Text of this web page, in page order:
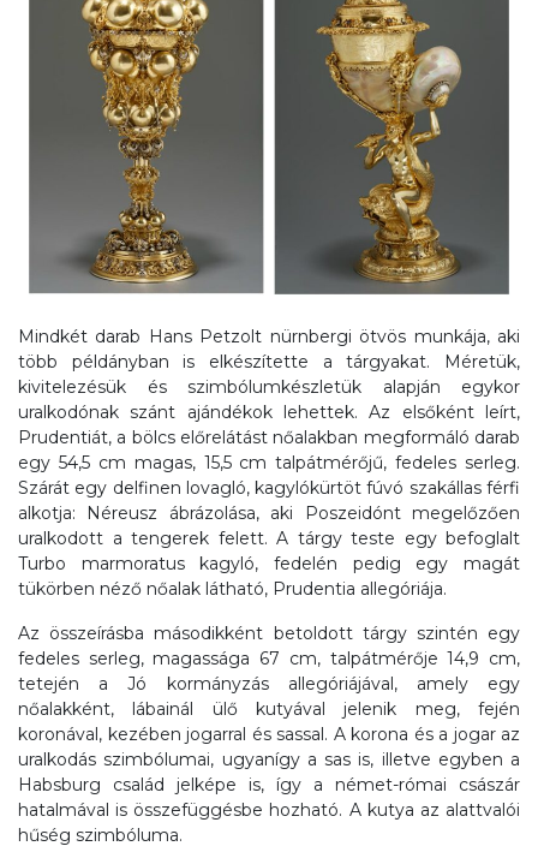
Mindkét darab Hans Petzolt nürnbergi ötvös munkája, aki
több példányban is elkészítette a tárgyakat. Méretük,
kivitelezésük és szimbólumkészletük alapján egykor
uralkodónak szánt ajándékok lehettek. Az elsőként leírt,
Prudentiát, a bölcs előrelátást nőalakban megformáló darab
egy 54,5 cm magas, 15,5 cm talpátmérőjű, fedeles serleg.
Szárát egy delfinen lovagló, kagylókürtöt fúvó szakállas férfi
alkotja: Néreusz ábrázolása, aki Poszeidónt megelőzően
uralkodott a tengerek felett. A tárgy teste egy befoglalt
Turbo marmoratus kagyló, fedelén pedig egy magát
tükörben néző nőalak látható, Prudentia allegóriája.
Az összeírásba másodikként betoldott tárgy szintén egy
fedeles serleg, magassága 67 cm, talpátmérője 14,9 cm,
tetején a Jó kormányzás allegóriájával, amely egy
nőalakként, lábainál ülő kutyával jelenik meg, fején
koronával, kezében jogarral és sassal. A korona és a jogar az
uralkodás szimbólumai, ugyanígy a sas is, illetve egyben a
Habsburg család jelképe is, így a német-római császár
hatalmával is összefüggésbe hozható. A kutya az alattvalói
hűség szimbóluma.